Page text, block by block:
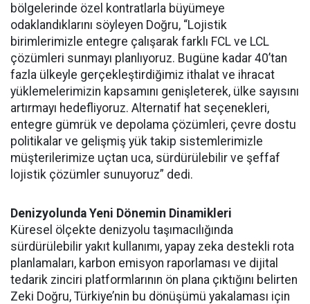
bölgelerinde özel kontratlarla büyümeye
odaklandıklarını söyleyen Doğru, “Lojistik
birimlerimizle entegre çalışarak farklı FCL ve LCL
çözümleri sunmayı planlıyoruz. Bugüne kadar 40’tan
fazla ülkeyle gerçekleştirdiğimiz ithalat ve ihracat
yüklemelerimizin kapsamını genişleterek, ülke sayısını
artırmayı hedefliyoruz. Alternatif hat seçenekleri,
entegre gümrük ve depolama çözümleri, çevre dostu
politikalar ve gelişmiş yük takip sistemlerimizle
müşterilerimize uçtan uca, sürdürülebilir ve şeffaf
lojistik çözümler sunuyoruz” dedi.
Denizyolunda Yeni Dönemin Dinamikleri
Küresel ölçekte denizyolu taşımacılığında
sürdürülebilir yakıt kullanımı, yapay zeka destekli rota
planlamaları, karbon emisyon raporlaması ve dijital
tedarik zinciri platformlarının ön plana çıktığını belirten
Zeki Doğru, Türkiye’nin bu dönüşümü yakalaması için